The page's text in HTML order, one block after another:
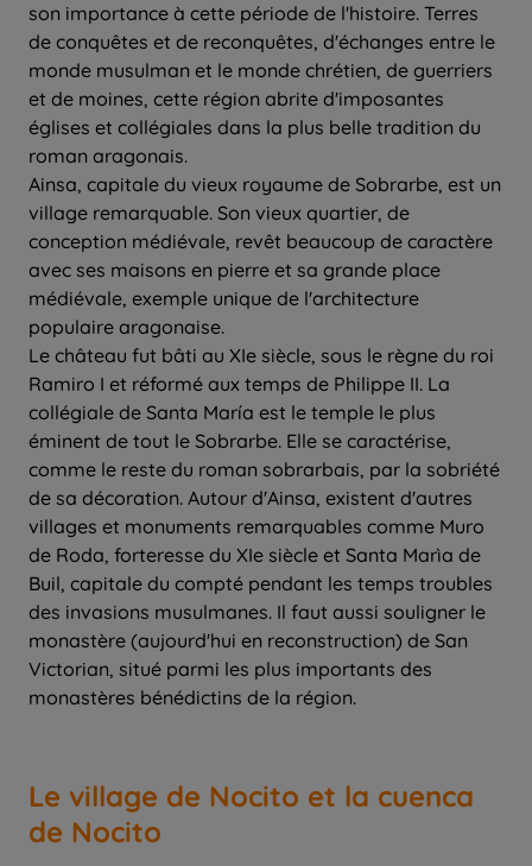
son importance à cette période de l'histoire. Terres
de conquêtes et de reconquêtes, d'échanges entre le
monde musulman et le monde chrétien, de guerriers
et de moines, cette région abrite d'imposantes
églises et collégiales dans la plus belle tradition du
roman aragonais.
Ainsa, capitale du vieux royaume de Sobrarbe, est un
village remarquable. Son vieux quartier, de
conception médiévale, revêt beaucoup de caractère
avec ses maisons en pierre et sa grande place
médiévale, exemple unique de l'architecture
populaire aragonaise.
Le château fut bâti au XIe siècle, sous le règne du roi
Ramiro I et réformé aux temps de Philippe II. La
collégiale de Santa María est le temple le plus
éminent de tout le Sobrarbe. Elle se caractérise,
comme le reste du roman sobrarbais, par la sobriété
de sa décoration. Autour d'Ainsa, existent d'autres
villages et monuments remarquables comme Muro
de Roda, forteresse du XIe siècle et Santa Marìa de
Buil, capitale du compté pendant les temps troubles
des invasions musulmanes. Il faut aussi souligner le
monastère (aujourd'hui en reconstruction) de San
Victorian, situé parmi les plus importants des
monastères bénédictins de la région.
Le village de Nocito et la cuenca
de Nocito